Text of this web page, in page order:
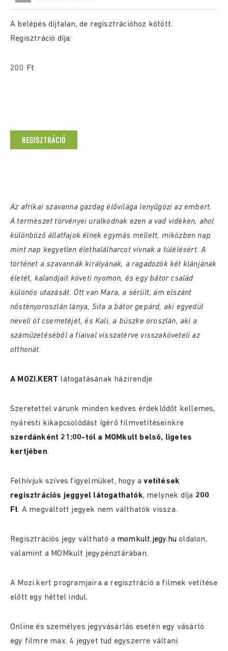
A belépés díjtalan, de regisztrációhoz kötött.
Regisztráció díja:
200 Ft
REGISZTRÁCIÓ
Az afrikai szavanna gazdag élővilága lenyűgözi az embert.
A természet törvényei uralkodnak ezen a vad vidéken, ahol
különböző állatfajok élnek egymás mellett, miközben nap
mint nap kegyetlen élethalálharcot vívnak a túlélésért. A
történet a szavannák királyának, a ragadozók két klánjának
életét, kalandjait követi nyomon, és egy bátor család
különös utazását. Ott van Mara, a sérült, ám elszánt
nőstényoroszlán lánya, Sita a bátor gepárd, aki egyedül
neveli öt csemetéjét, és Kali, a büszke oroszlán, aki a
száműzetéséből a fiaival visszatérve visszaköveteli az
otthonát.
A MOZI.KERT látogatásának házirendje
Szeretettel várunk minden kedves érdeklődőt kellemes,
nyáresti kikapcsolódást ígérő filmvetítéseinkre
szerdánként 21:00-tól a MOMkult belső, ligetes
kertjében.
Felhívjuk szíves figyelmüket, hogy avetítések
regisztrációs jeggyel látogathatók, melynek díja 200
Ft. A megváltott jegyek nem válthatók vissza.
Regisztrációs jegy váltható a momkult.jegy.hu oldalon,
valamint a MOMkult jegypénztárában.
A Mozi.kert programjaira a regisztráció a filmek vetítése
előtt egy héttel indul.
Online és személyes jegyvásárlás esetén egy vásárló
egy filmre max. 4 jegyet tud egyszerre váltani.